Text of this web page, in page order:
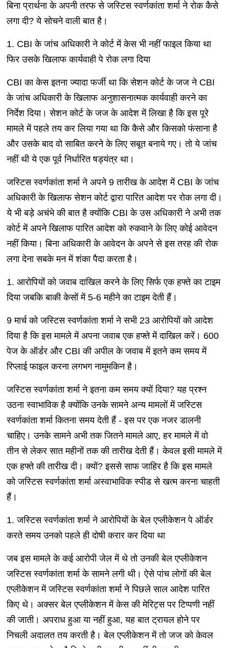
बिना प्रार्थना के अपनी तरफ से जस्टिस स्वर्णकांता शर्मा ने रोक कैसे
लगा दी? ये सोचने वाली बात है।
1. CBI के जांच अधिकारी ने कोर्ट में केस भी नहीं फाइल किया था
फिर उसके खिलाफ कार्यवाही पे रोक लगा दिया
CBI का केस इतना ज्यादा फर्जी था कि सेशन कोर्ट के जज ने CBI
के जांच अधिकारी के खिलाफ अनुशासनात्मक कार्यवाही करने का
निर्देश दिया। सेशन कोर्ट के जज के आदेश में लिखा है कि इस पूरे
मामले में पहले तय कर लिया गया था कि कैसे और किसको फंसाना है
और उसके बाद वो साबित करने के लिए सबूत बनाये गए। तो ये जांच
नहीं थी ये एक पूर्व निर्धारित षड्यंत्र था।
जस्टिस स्वर्णकांता शर्मा ने अपने 9 तारीख के आदेश में CBI के जांच
अधिकारी के खिलाफ सेशन कोर्ट द्वारा पारित आदेश पर रोक लगा दी।
ये भी बड़े अचंभे की बात है क्योंकि CBI के उस अधिकारी ने अभी तक
कोर्ट में अपने खिलाफ पारित आदेश को रुकवाने के लिए कोई आवेदन
नहीं किया। बिना अधिकारी के आवेदन के अपने से इस तरह की रोक
लगा देना सबके मन में शंका पैदा करता है।
1. आरोपियों को जवाब दाखिल करने के लिए सिर्फ एक हफ्ते का टाइम
दिया जबकि बाकी केसों में 5-6 महीने का टाइम देती हैं।
9 मार्च को जस्टिस स्वर्णकांता शर्मा ने सभी 23 आरोपियों को आदेश
दिया है कि इस मामले में अपना जवाब एक हफ्ते में दाखिल करें। 600
पेज के ऑर्डर और CBI की अपील के जवाब में इतने कम समय में
रिप्लाई फाइल करना लगभग नामुमकिन है।
जस्टिस स्वर्णकांता शर्मा ने इतना कम समय क्यों दिया? यह प्रश्न
उठना स्वाभाविक है क्योंकि उनके सामने अन्य मामलों में जस्टिस
स्वर्णकांता शर्मा कितना समय देती हैं - इस पर एक नजर डालनी
चाहिए। उनके सामने अभी तक जितने मामले आए, हर मामले में वो
तीन से लेकर सात महीनों तक की तारीख देती हैं। केवल इसी मामले में
एक हफ्ते की तारीख दी। क्यों? इससे साफ जाहिर है कि इस मामले
को जस्टिस स्वर्णकांता शर्मा अस्वाभाविक स्पीड से खत्म करना चाहती
हैं।
1. जस्टिस स्वर्णकांता शर्मा ने आरोपियों के बेल एप्लीकेशन पे ऑर्डर
करते समय उनको पहले ही दोषी करार कर दिया था
जब इस मामले के कई आरोपी जेल में थे तो उनकी बेल एप्लीकेशन
जस्टिस स्वर्णकांता शर्मा के सामने लगी थी। ऐसे पांच लोगों की बेल
एप्लीकेशन में जस्टिस स्वर्णकांता शर्मा ने पिछले साल आदेश पारित
किए थे। अक्सर बेल एप्लीकेशन में केस की मेरिट्स पर टिप्पणी नहीं
की जाती। अपराध हुआ या नहीं हुआ, यह बात ट्रायल होने पर
निचली अदालत तय करती है। बेल एप्लीकेशन में तो जज को केवल